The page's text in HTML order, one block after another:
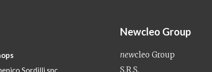
Sordilli snc
Newcleo Group
newcleo Group
S.R.S.